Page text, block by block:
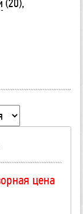
(20)
цена